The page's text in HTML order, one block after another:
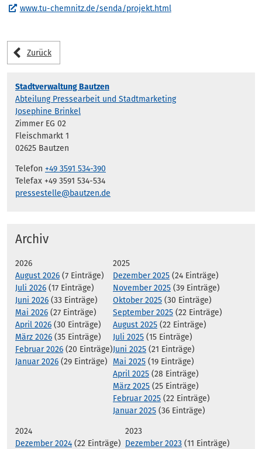
www.tu-chemnitz.de/senda/projekt.html
Zurück
Stadtverwaltung Bautzen
Abteilung Pressearbeit und Stadtmarketing
Josephine Brinkel
Zimmer EG 02
Fleischmarkt 1
02625 Bautzen
Telefon +49 3591 534-390
Telefax +49 3591 534-534
pressestelle@bautzen.de
Archiv
2026
August 2026 (7 Einträge)
Juli 2026 (17 Einträge)
Juni 2026 (33 Einträge)
Mai 2026 (27 Einträge)
April 2026 (30 Einträge)
März 2026 (35 Einträge)
Februar 2026 (20 Einträge)
Januar 2026 (29 Einträge)
2025
Dezember 2025 (24 Einträge)
November 2025 (39 Einträge)
Oktober 2025 (30 Einträge)
September 2025 (22 Einträge)
August 2025 (22 Einträge)
Juli 2025 (15 Einträge)
Juni 2025 (21 Einträge)
Mai 2025 (19 Einträge)
April 2025 (28 Einträge)
März 2025 (25 Einträge)
Februar 2025 (22 Einträge)
Januar 2025 (36 Einträge)
2024
Dezember 2024 (22 Einträge)
2023
Dezember 2023 (11 Einträge)